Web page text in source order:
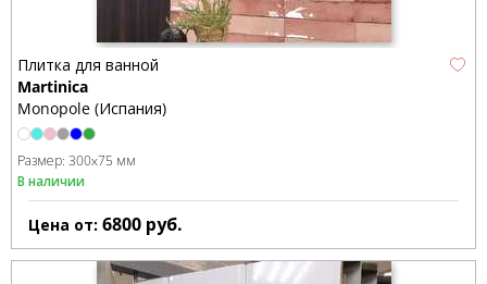
Плитка для ванной
Martinica
Monopole (Испания)
Размер: 300x75 мм
В наличии
Цена от: 6800 руб.